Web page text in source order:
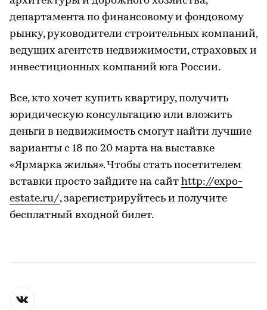
департамента по финансовому и фондовому
рынку, руководители строительных компаний,
ведущих агентств недвижимости, страховых и
инвестиционных компаний юга России.
Все, кто хочет купить квартиру, получить
юридическую консультацию или вложить
деньги в недвижимость смогут найти лучшие
варианты с 18 по 20 марта на выставке
«Ярмарка жилья». Чтобы стать посетителем
вставки просто зайдите на сайт http://expo-
estate.ru/, зарегистрируйтесь и получите
бесплатный входной билет.